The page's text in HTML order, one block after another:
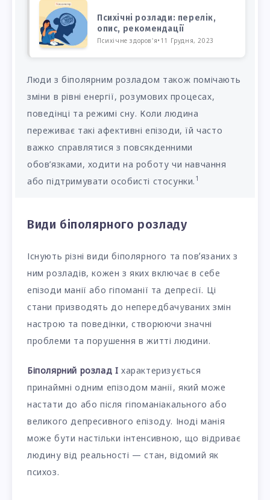
Психічні розлади: перелік,
опис, рекомендації
Психічне здоров'я• 11 Грудня, 2023
Люди з біполярним розладом також помічають
зміни в рівні енергії, розумових процесах,
поведінці та режимі сну. Коли людина
переживає такі афективні епізоди, їй часто
важко справлятися з повсякденними
обов’язками, ходити на роботу чи навчання
або підтримувати особисті стосунки. 1
Види біполярного розладу
Існують різні види біполярного та повʼязаних з
ним розладів, кожен з яких включає в себе
епізоди манії або гіпоманії та депресії. Ці
стани призводять до непередбачуваних змін
настрою та поведінки, створюючи значні
проблеми та порушення в житті людини.
Біполярний розлад I характеризується
принаймні одним епізодом манії, який може
настати до або після гіпоманіакального або
великого депресивного епізоду. Іноді манія
може бути настільки інтенсивною, що відриває
людину від реальності — стан, відомий як
психоз.